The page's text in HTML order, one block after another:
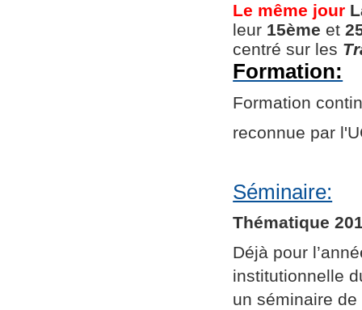
Le même jour
leur 15ème et
centré sur les
Formation:
Formation
reconnue par
Séminaire:
Thématique
Déjà pour
institutionnelle
un séminaire